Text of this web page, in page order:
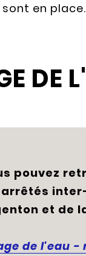
en place.
DE
pouvez
et de
de l'eau